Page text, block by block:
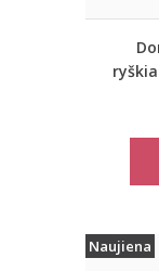
Naujiena